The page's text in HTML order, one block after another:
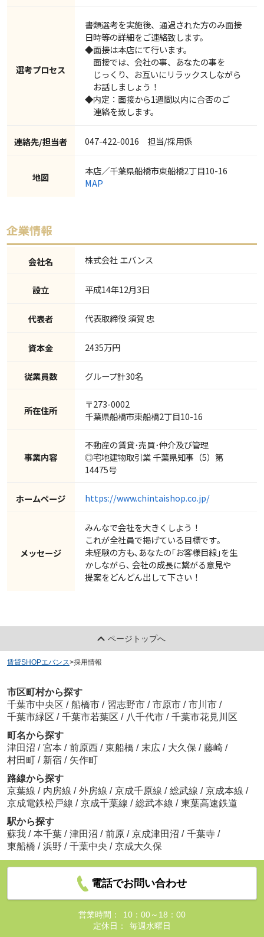
選考プロセス
書類選考を実施後、通過された方のみ面接
日時等の詳細をご連絡致します。
◆面接は本店にて行います。
面接では、会社の事、あなたの事を
じっくり、お互いにリラックスしながら
お話しましょう！
◆内定：面接から1週間以内に合否のご
連絡を致します。
連絡先/担当者 047-422-0016 担当/採用係
地図
本店／千葉県船橋市東船橋2丁目10-16
MAP
会社名 株式会社 エバンス
設立 平成14年12月3日
代表者 代表取締役 須賀 忠
資本金 2435万円
従業員数 グループ計30名
所在住所
〒273-0002
千葉県船橋市東船橋2丁目10-16
事業内容
不動産の賃貸･売買･仲介及び管理
◎宅地建物取引業 千葉県知事（5）第
14475号
ホームページ https://www.chintaishop.co.jp/
メッセージ
みんなで会社を大きくしよう！
これが全社員で掲げている目標です｡
未経験の方も､あなたの｢お客様目線｣を生
かしながら､ 会社の成長に繋がる意見や
提案をどんどん出して下さい！
ページトップへ
賃貸SHOPエバンス>採用情報
市区町村から探す
千葉市中央区 / 船橋市 / 習志野市 / 市原市 / 市川市 /
千葉市緑区 / 千葉市若葉区 / 八千代市 / 千葉市花見川区
町名から探す
津田沼 / 宮本 / 前原西 / 東船橋 / 末広 / 大久保 / 藤崎 /
村田町 / 新宿 / 矢作町
路線から探す
京葉線 / 内房線 / 外房線 / 京成千原線 / 総武線 / 京成本線 /
京成電鉄松戸線 / 京成千葉線 / 総武本線 / 東葉高速鉄道
駅から探す
蘇我 / 本千葉 / 津田沼 / 前原 / 京成津田沼 / 千葉寺 /
東船橋 / 浜野 / 千葉中央 / 京成大久保
電話でお問い合わせ
営業時間：
10：00～18：00
定休日：
毎週水曜日